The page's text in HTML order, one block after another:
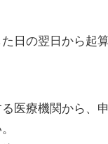
日の翌日から起
医療機関から、